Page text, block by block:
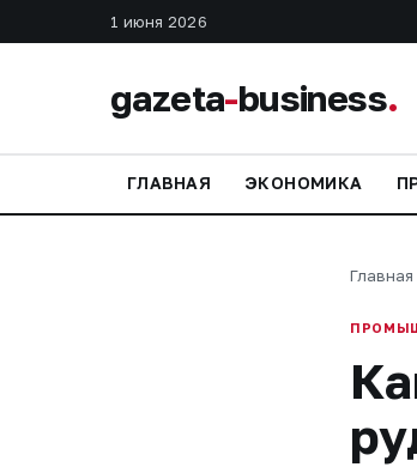
1 июня 2026
gazeta-business.
ГЛАВНАЯ ЭКОНОМИКА
Главная